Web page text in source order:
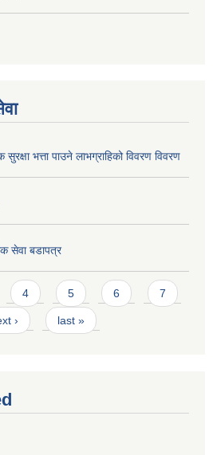
भत्ता पाउने लाभग्राहिको विवरण विवरण
सेवा बडापत्र
4 5 6 7
› last »